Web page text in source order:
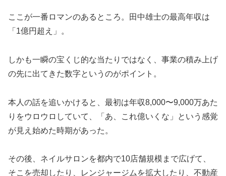
ここが一番ロマンのあるところ。田中雄士の最高年収は
「1億円超え」。
しかも一瞬の宝くじ的な当たりではなく、事業の積み上げ
の先に出てきた数字というのがポイント。
本人の話を追いかけると、最初は年収8,000〜9,000万あた
りをウロウロしていて、「あ、これ億いくな」という感覚
が見え始めた時期があった。
その後、ネイルサロンを都内で10店舗規模まで広げて、
そこを売却したり、レンジャージムを拡大したり、不動産